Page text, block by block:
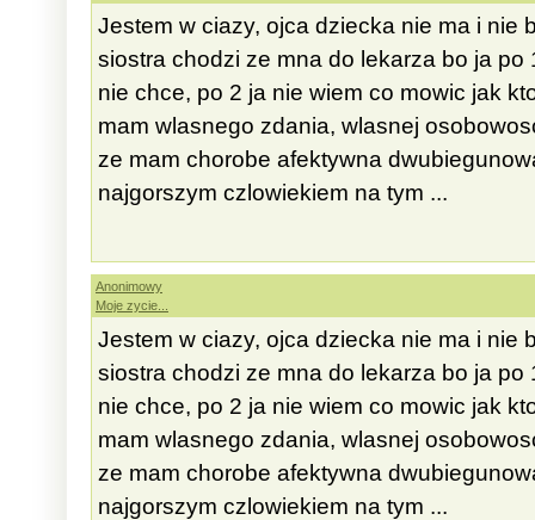
Jestem w ciazy, ojca dziecka nie ma i nie
siostra chodzi ze mna do lekarza bo ja
nie chce, po 2 ja nie wiem co mowic jak
mam wlasnego zdania, wlasnej
ze mam chorobe afektywna
najgorszym czlowiekiem na tym ...
Anonimowy
Moje zycie...
Jestem w ciazy, ojca dziecka nie ma i nie
siostra chodzi ze mna do lekarza bo ja
nie chce, po 2 ja nie wiem co mowic jak
mam wlasnego zdania, wlasnej
ze mam chorobe afektywna
najgorszym czlowiekiem na tym ...